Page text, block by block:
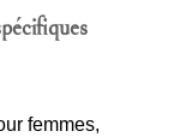
femmes,